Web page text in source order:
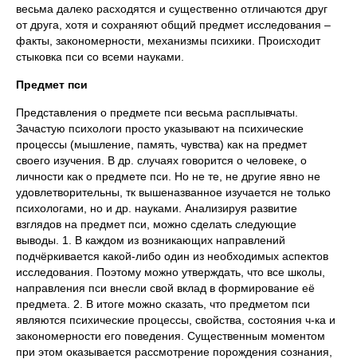
весьма далеко расходятся и существенно отличаются друг
от друга, хотя и сохраняют общий предмет исследования –
факты, закономерности, механизмы психики. Происходит
стыковка пси со всеми науками.
Предмет пси
Представления о предмете пси весьма расплывчаты.
Зачастую психологи просто указывают на психические
процессы (мышление, память, чувства) как на предмет
своего изучения. В др. случаях говорится о человеке, о
личности как о предмете пси. Но не те, не другие явно не
удовлетворительны, тк вышеназванное изучается не только
психологами, но и др. науками. Анализируя развитие
взглядов на предмет пси, можно сделать следующие
выводы. 1. В каждом из возникающих направлений
подчёркивается какой-либо один из необходимых аспектов
исследования. Поэтому можно утверждать, что все школы,
направления пси внесли свой вклад в формирование её
предмета. 2. В итоге можно сказать, что предметом пси
являются психические процессы, свойства, состояния ч-ка и
закономерности его поведения. Существенным моментом
при этом оказывается рассмотрение порождения сознания,